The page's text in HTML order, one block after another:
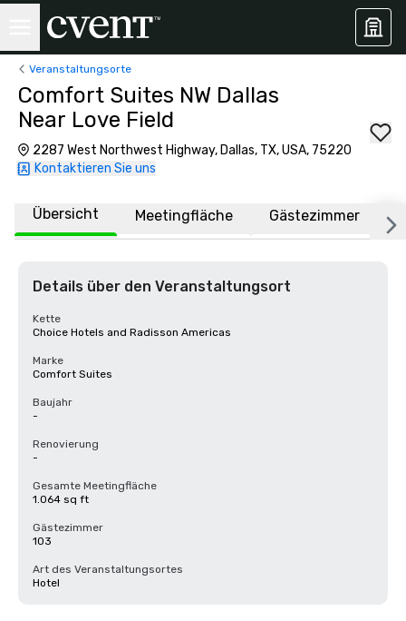
Veranstaltungsorte
Comfort Suites NW Dallas
Near Love Field
2287 West Northwest Highway, Dallas, TX, USA, 75220
Kontaktieren Sie uns
Übersicht Meetingfläche Gästezimmer
Details über den Veranstaltungsort
Kette
Choice Hotels and Radisson Americas
Marke
Comfort Suites
Baujahr
-
Renovierung
-
Gesamte Meetingfläche
1.064 sq ft
Gästezimmer
103
Art des Veranstaltungsortes
Hotel